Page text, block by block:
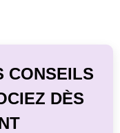
CONSEILS
DÈS